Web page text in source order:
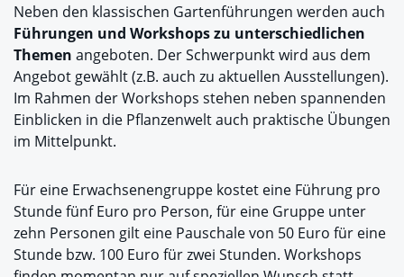
Neben den klassischen Gartenführungen werden auch
Führungen und Workshops zu unterschiedlichen
Themen angeboten. Der Schwerpunkt wird aus dem
Angebot gewählt (z.B. auch zu aktuellen Ausstellungen).
Im Rahmen der Workshops stehen neben spannenden
Einblicken in die Pflanzenwelt auch praktische Übungen
im Mittelpunkt.
Für eine Erwachsenengruppe kostet eine Führung pro
Stunde fünf Euro pro Person, für eine Gruppe unter
zehn Personen gilt eine Pauschale von 50 Euro für eine
Stunde bzw. 100 Euro für zwei Stunden. Workshops